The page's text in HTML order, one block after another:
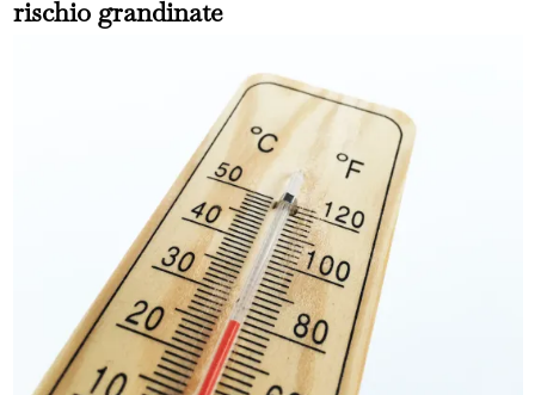
rischio grandinate